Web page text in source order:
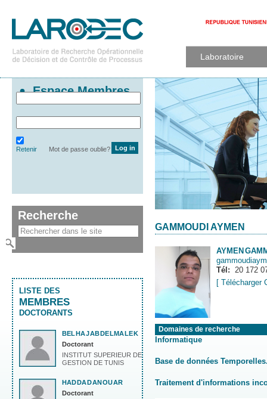
Laboratoire
GAMMOUDI AYMEN
AYMEN
Tél: 20 172
[ Télécharger
Domaines de recherche
Informatique
Base de données
Traitement d'informations
Espace Membres
Retenir Mot de passe oublie?
Recherche
LISTE DES
MEMBRES
DOCTORANTS
BELHAJABDELMALEK
Doctorant
INSTITUT SUPERIEUR DE
GESTION DE TUNIS
HADDADANOUAR
Doctorant